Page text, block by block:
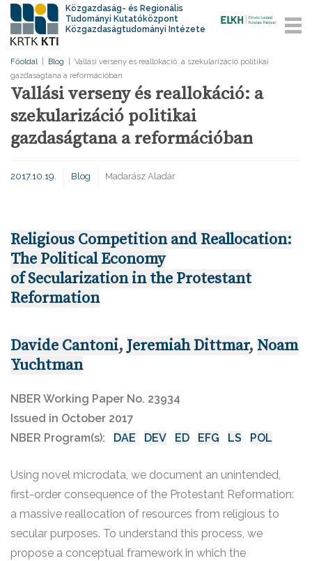
Közgazdaság- és Regionális
Tudományi Kutatóközpont
Közgazdaságtudományi Intézete
Főoldal Blog
Vallási verseny és reallokáció: a szekularizáció politikai
gazdaságtana a reformációban
Vallási verseny és reallokáció: a
szekularizáció politikai
gazdaságtana a reformációban
2017.10.19. Blog Madarász Aladár
Religious Competition and Reallocation:
The Political Economy
of Secularization in the Protestant
Reformation
Davide Cantoni, Jeremiah Dittmar, Noam
Yuchtman
NBER Working Paper No. 23934
Issued in October 2017
NBER Program(s): DAE DEV ED EFG LS POL
Using novel microdata, we document an unintended,
first-order consequence of the Protestant Reformation:
a massive reallocation of resources from religious to
secular purposes. To understand this process, we
propose a conceptual framework in which the